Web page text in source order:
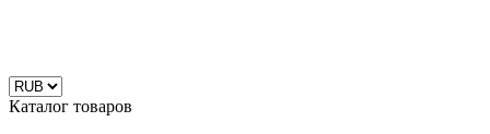
Каталог товаров